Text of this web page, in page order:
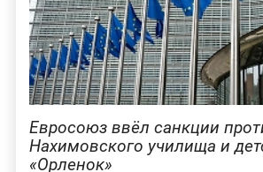
Евросоюз ввёл санкции
Нахимовского училища и
«Орленок»